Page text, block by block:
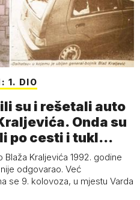
1. DIO
su i rešetali auto
Onda su
po cesti i tukl…
Blaža Kraljevića 1992. godine
odgovarao. Već
se 9. kolovoza, u mjestu Varda